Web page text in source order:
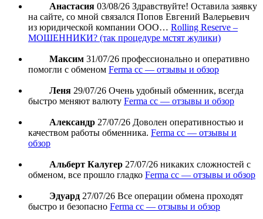
Анастасия 03/08/26 Здравствуйте! Оставила заявку
на сайте, со мной связался Попов Евгений Валерьевич
из юридической компании ООО… Rolling Reserve –
МОШЕННИКИ? (так процедуре мстят жулики)
Максим 31/07/26 профессионально и оперативно
помогли с обменом Ferma cc — отзывы и обзор
Леня 29/07/26 Очень удобный обменник, всегда
быстро меняют валюту Ferma cc — отзывы и обзор
Александр 27/07/26 Доволен оперативностью и
качеством работы обменника. Ferma cc — отзывы и
обзор
Альберт Калугер 27/07/26 никаких сложностей с
обменом, все прошло гладко Ferma cc — отзывы и обзор
Эдуард 27/07/26 Все операции обмена проходят
быстро и безопасно Ferma cc — отзывы и обзор